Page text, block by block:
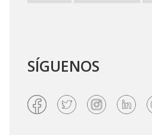
SÍGUENOS